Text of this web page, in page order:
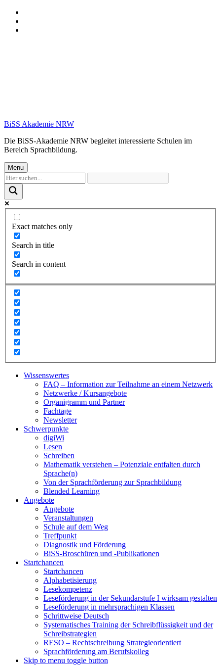
BiSS Akademie NRW
Die BiSS-Akademie NRW begleitet interessierte Schulen im
Bereich Sprachbildung.
Menu
Exact matches only
Search in title
Search in content
Wissenswertes
FAQ – Information zur Teilnahme an einem Netzwerk
Netzwerke / Kursangebote
Organigramm und Partner
Fachtage
Newsletter
Schwerpunkte
digiWi
Lesen
Schreiben
Mathematik verstehen – Potenziale entfalten durch
Sprache(n)
Von der Sprachförderung zur Sprachbildung
Blended Learning
Angebote
Angebote
Veranstaltungen
Schule auf dem Weg
Treffpunkt
Diagnostik und Förderung
BiSS-Broschüren und -Publikationen
Startchancen
Startchancen
Alphabetisierung
Lesekompetenz
Leseförderung in der Sekundarstufe I wirksam gestalten
Leseförderung in mehrsprachigen Klassen
Schrittweise Deutsch
Systematisches Training der Schreibflüssigkeit und der
Schreibstrategien
RESO – Rechtschreibung Strategieorientiert
Sprachförderung am Berufskolleg
Skip to menu toggle button